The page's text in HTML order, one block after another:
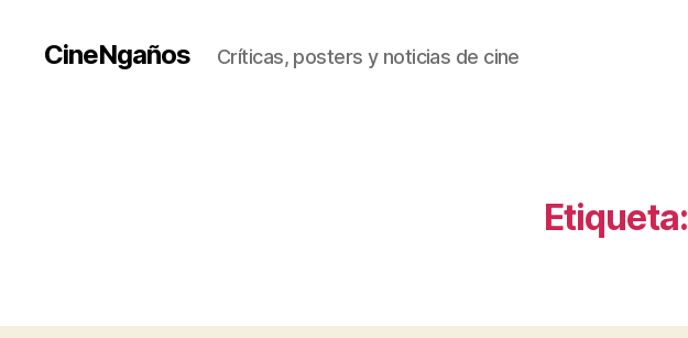
CineNgaños Críticas, posters y noticias de cine
Etiqueta: